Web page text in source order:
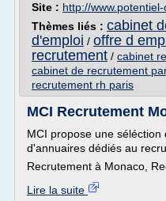
Site : http://
Thèmes liés : cabinet
d'emploi / offre d
recrutement / cabinet
cabinet de recrutement
recrutement rh paris
MCI Recrutement
MCI propose une
d'annuaires dédiés au
Recrutement à Monaco,
Lire la suite